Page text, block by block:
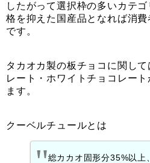
したがって選択枠の多いカテ
格を抑えた国産品となれば消
です。
タカオカ製の板チョコに関し
レート・ホワイトチョコレー
ます。
クーベルチュールとは
総カカオ固形分35%以上